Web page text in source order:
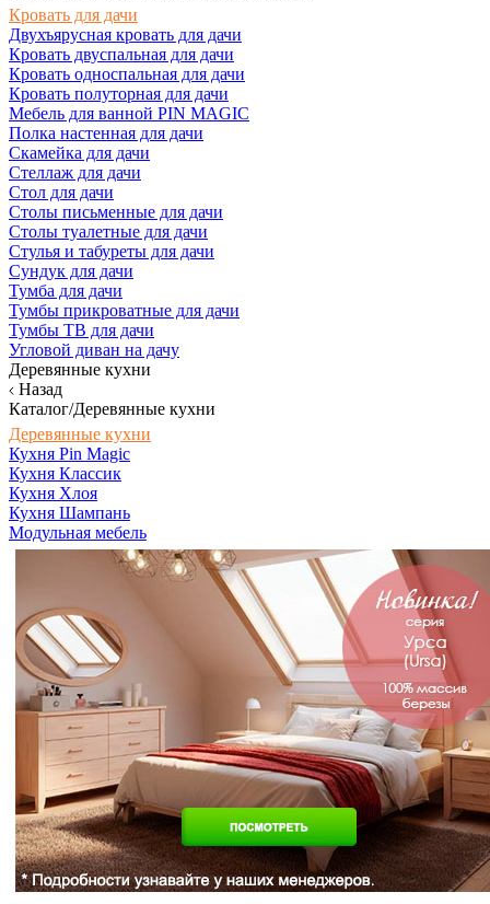
Кровать для дачи
Двухъярусная кровать для дачи
Кровать двуспальная для дачи
Кровать односпальная для дачи
Кровать полуторная для дачи
Мебель для ванной PIN MAGIC
Полка настенная для дачи
Скамейка для дачи
Стеллаж для дачи
Стол для дачи
Столы письменные для дачи
Столы туалетные для дачи
Стулья и табуреты для дачи
Сундук для дачи
Тумба для дачи
Тумбы прикроватные для дачи
Тумбы ТВ для дачи
Угловой диван на дачу
Деревянные кухни
Назад
Каталог/Деревянные кухни
Деревянные кухни
Кухня Pin Magic
Кухня Классик
Кухня Хлоя
Кухня Шампань
Модульная мебель